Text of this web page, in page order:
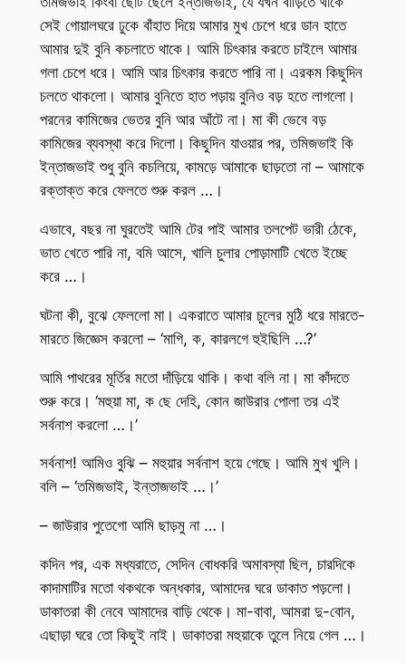
সেই গোয়ালঘরে ঢুকে বাঁহাত দিয়ে আমার মুখ চেপে ধরে ডান হাতে
আমার দুই বুনি কচলাতে থাকে। আমি চিৎকার করতে চাইলে আমার
গলা চেপে ধরে। আমি আর চিৎকার করতে পারি না। এরকম কিছুদিন
চলতে থাকলো। আমার বুনিতে হাত পড়ায় বুনিও বড় হতে লাগলো।
পরনের কামিজের ভেতর বুনি আর আঁটে না। মা কী ভেবে বড়
কামিজের ব্যবস্থা করে দিলো। কিছুদিন যাওয়ার পর, তমিজভাই কি
ইন্তাজভাই শুধু বুনি কচলিয়ে, কামড়ে আমাকে ছাড়তো না – আমাকে
রক্তাক্ত করে ফেলতে শুরু করল …।
এভাবে, বছর না ঘুরতেই আমি টের পাই আমার তলপেট ভারী ঠেকে,
ভাত খেতে পারি না, বমি আসে, খালি চুলার পোড়ামাটি খেতে ইচ্ছে
করে …।
ঘটনা কী, বুঝে ফেললো মা। একরাতে আমার চুলের মুঠি ধরে মারতে-
মারতে জিজ্ঞেস করলো – ‘মাগি, ক, কারলগে হুইছিলি …?’
আমি পাথরের মূর্তির মতো দাঁড়িয়ে থাকি। কথা বলি না। মা কাঁদতে
শুরু করে। ‘মহুয়া মা, ক ছে দেহি, কোন জাউরার পোলা তর এই
সর্বনাশ করলো …।’
সর্বনাশ! আমিও বুঝি – মহুয়ার সর্বনাশ হয়ে গেছে। আমি মুখ খুলি।
বলি – ‘তমিজভাই, ইন্তাজভাই …।’
– জাউরার পুতেগো আমি ছাড়মু না …।
কদিন পর, এক মধ্যরাতে, সেদিন বোধকরি অমাবস্যা ছিল, চারদিকে
কাদামাটির মতো থকথকে অন্ধকার, আমাদের ঘরে ডাকাত পড়লো।
ডাকাতরা কী নেবে আমাদের বাড়ি থেকে। মা-বাবা, আমরা দু-বোন,
এছাড়া ঘরে তো কিছুই নাই। ডাকাতরা মহুয়াকে তুলে নিয়ে গেল …।